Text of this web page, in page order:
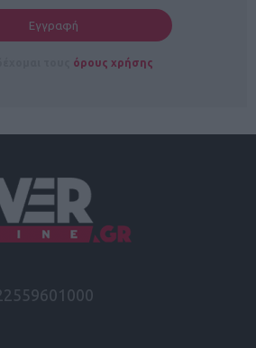
όρους χρήσης